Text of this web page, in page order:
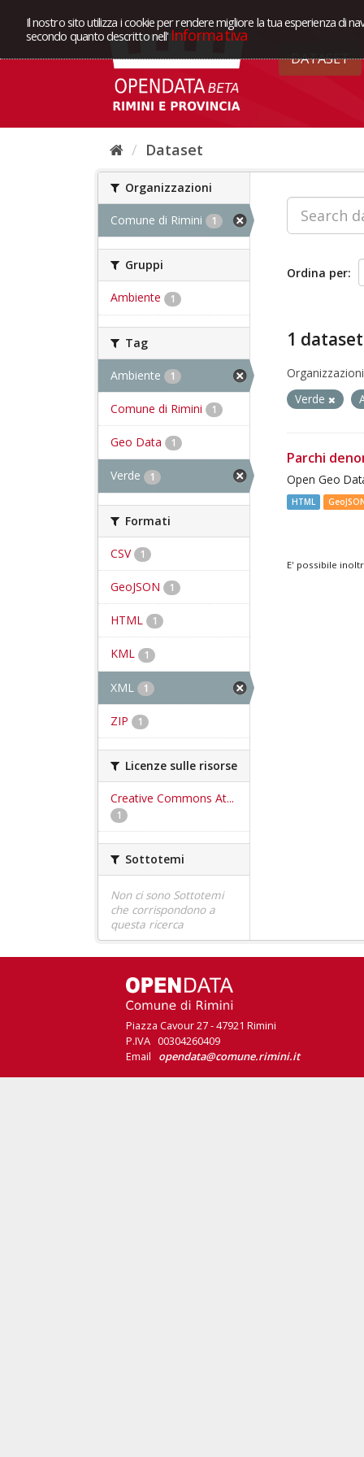
Il nostro sito utilizza i cookie per rendere migliore la tua esperienza di
secondo quanto descritto nell' Informativa
DATASET
Dataset
Organizzazioni
Comune di Rimini 1
Gruppi
Ambiente 1
Tag
Ambiente 1
Comune di Rimini 1
Geo Data 1
Verde 1
Formati
CSV 1
GeoJSON 1
HTML 1
KML 1
XML 1
ZIP 1
Licenze sulle risorse
Creative Commons At...
1
Sottotemi
Non ci sono Sottotemi
che corrispondono a
questa ricerca
Ordina per
1
Verde
Parchi
Open Geo
HTML
E' possibile
Piazza Cavour 27 - 47921 Rimini
P.IVA 00304260409
Email opendata@comune.rimini.it